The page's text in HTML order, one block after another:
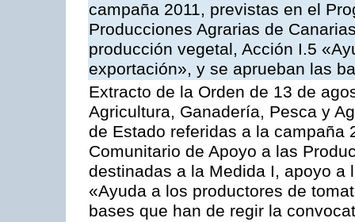
campaña 2011, previstas en el
Producciones Agrarias de
producción vegetal, Acción I.5
exportación», y se aprueban las
Extracto de la Orden de 13 de
Agricultura, Ganadería, Pesca y
de Estado referidas a la campaña
Comunitario de Apoyo a las
destinadas a la Medida I, apoyo a
«Ayuda a los productores de
bases que han de regir la